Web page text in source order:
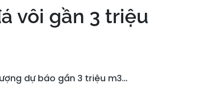
vôi gần 3 triệu
dự báo gần 3 triệu m3…